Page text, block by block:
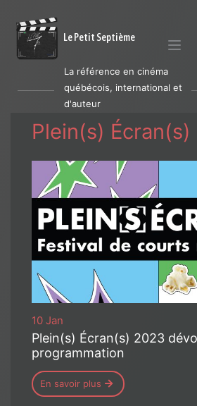
Le Petit Septième
La référence en cinéma
québécois, international et
d'auteur
Plein(s)
10 Jan
Plein(s) Écran(s) 2023
programmation
En savoir plus